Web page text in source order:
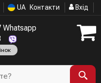
UA Контакти Вхід
Whatsapp